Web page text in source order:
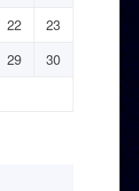
22
23
29
30